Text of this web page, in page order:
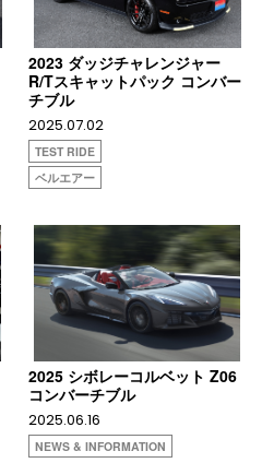
2023 ダッジチャレンジャー
R/Tスキャットパック コンバー
チブル
2025.07.02
TEST RIDE
ベルエアー
2025 シボレーコルベット Z06
コンバーチブル
2025.06.16
NEWS & INFORMATION